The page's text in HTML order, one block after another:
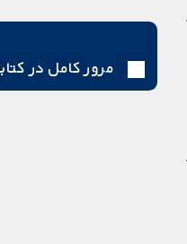
مرور کامل در